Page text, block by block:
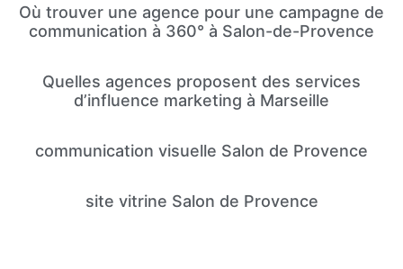
Où trouver une agence pour une campagne de
communication à 360° à Salon-de-Provence
Quelles agences proposent des services
d’influence marketing à Marseille
communication visuelle Salon de Provence
site vitrine Salon de Provence